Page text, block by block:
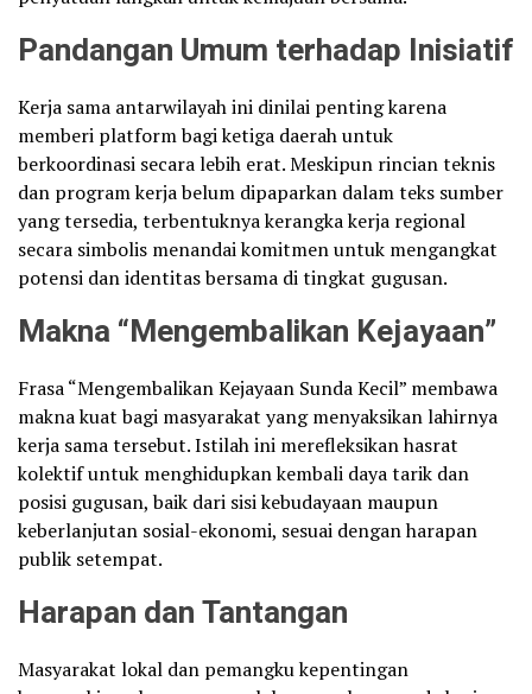
Pandangan Umum terhadap Inisiatif
Kerja sama antarwilayah ini dinilai penting karena
memberi platform bagi ketiga daerah untuk
berkoordinasi secara lebih erat. Meskipun rincian teknis
dan program kerja belum dipaparkan dalam teks sumber
yang tersedia, terbentuknya kerangka kerja regional
secara simbolis menandai komitmen untuk mengangkat
potensi dan identitas bersama di tingkat gugusan.
Makna “Mengembalikan Kejayaan”
Frasa “Mengembalikan Kejayaan Sunda Kecil” membawa
makna kuat bagi masyarakat yang menyaksikan lahirnya
kerja sama tersebut. Istilah ini merefleksikan hasrat
kolektif untuk menghidupkan kembali daya tarik dan
posisi gugusan, baik dari sisi kebudayaan maupun
keberlanjutan sosial-ekonomi, sesuai dengan harapan
publik setempat.
Harapan dan Tantangan
Masyarakat lokal dan pemangku kepentingan